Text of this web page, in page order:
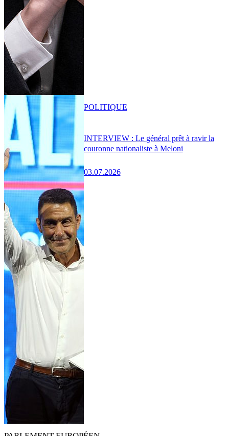
INTERVIEW : Le général prêt à ravir la
couronne nationaliste à Meloni
03.07.2026
POLITIQUE